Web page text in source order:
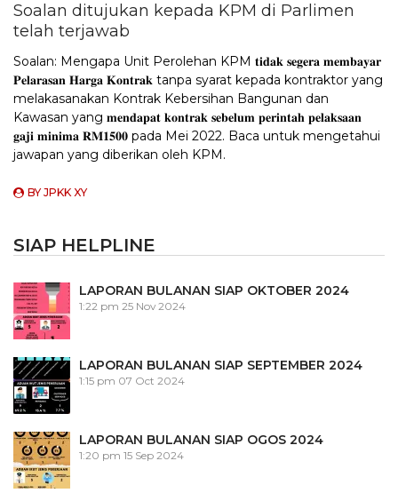
Soalan ditujukan kepada KPM di Parlimen
telah terjawab
Soalan: Mengapa Unit Perolehan KPM 𝐭𝐢𝐝𝐚𝐤 𝐬𝐞𝐠𝐞𝐫𝐚 𝐦𝐞𝐦𝐛𝐚𝐲𝐚𝐫
𝐏𝐞𝐥𝐚𝐫𝐚𝐬𝐚𝐧 𝐇𝐚𝐫𝐠𝐚 𝐊𝐨𝐧𝐭𝐫𝐚𝐤 tanpa syarat kepada kontraktor yang
melakasanakan Kontrak Kebersihan Bangunan dan
Kawasan yang 𝐦𝐞𝐧𝐝𝐚𝐩𝐚𝐭 𝐤𝐨𝐧𝐭𝐫𝐚𝐤 𝐬𝐞𝐛𝐞𝐥𝐮𝐦 𝐩𝐞𝐫𝐢𝐧𝐭𝐚𝐡 𝐩𝐞𝐥𝐚𝐤𝐬𝐚𝐚𝐧
𝐠𝐚𝐣𝐢 𝐦𝐢𝐧𝐢𝐦𝐚 𝐑𝐌𝟏𝟓𝟎𝟎 pada Mei 2022. Baca untuk mengetahui
jawapan yang diberikan oleh KPM.
BYJPKK XY
SIAP HELPLINE
LAPORAN BULANAN SIAP OKTOBER 2024
1:22 pm 25 Nov 2024
LAPORAN BULANAN SIAP SEPTEMBER 2024
1:15 pm 07 Oct 2024
LAPORAN BULANAN SIAP OGOS 2024
1:20 pm 15 Sep 2024